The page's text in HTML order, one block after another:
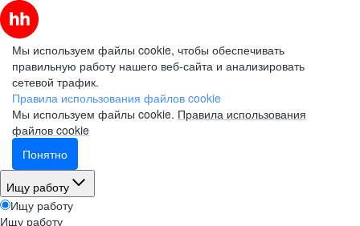
Мы используем файлы cookie, чтобы обеспечивать
правильную работу нашего веб-сайта и анализировать
сетевой трафик.
Правила использования файлов cookie
Мы используем файлы cookie. Правила использования
файлов cookie
Понятно
Ищу работу
Ищу работу
Ищу работу